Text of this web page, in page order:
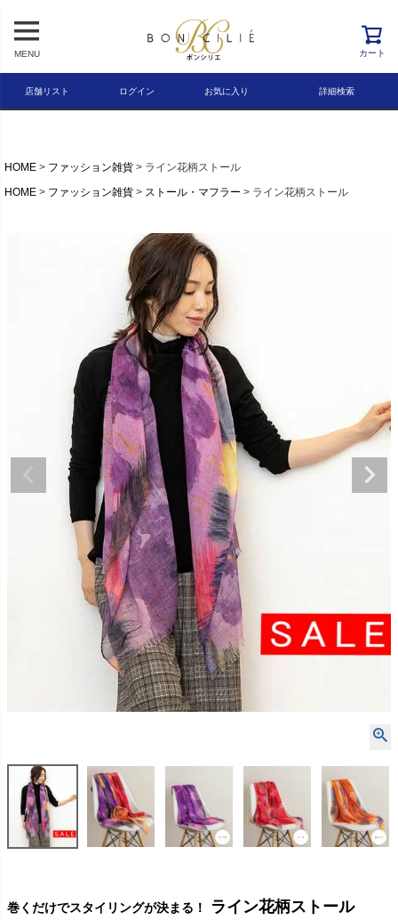
MENU カート
店舗リスト ログイン お気に入り 詳細検索
検索
HOME ファッション雑貨
ライン花柄ストール
HOME
ファッション雑貨 ストール・マフラー ライン花柄ストール
巻くだけでスタイリングが決まる！ ライン花柄ストール